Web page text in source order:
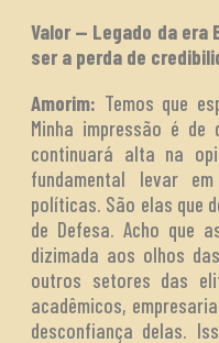
Valor — Legado da era
ser a perda de
Amorim: Temos que
Minha impressão é de
continuará alta na
fundamental levar
políticas. São elas que
de Defesa. Acho que
dizimada aos olhos
outros setores das
acadêmicos,
desconfiança delas.